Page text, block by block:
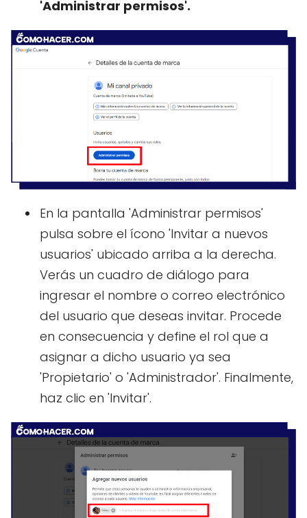
'Administrar permisos'.
En la pantalla 'Administrar permisos'
pulsa sobre el ícono 'Invitar a nuevos
usuarios' ubicado arriba a la derecha.
Verás un cuadro de diálogo para
ingresar el nombre o correo electrónico
del usuario que deseas invitar. Procede
en consecuencia y define el rol que a
asignar a dicho usuario ya sea
'Propietario' o 'Administrador'. Finalmente,
haz clic en 'Invitar'.